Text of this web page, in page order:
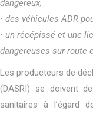
dangereux,
• des véhicules ADR
• un récépissé et une
dangereuses sur route
Les producteurs de
(DASRI) se doivent
sanitaires à l’égard